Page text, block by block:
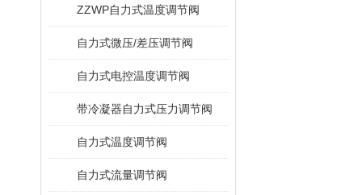
ZZWP自力式温度调节阀
自力式微压/差压调节阀
自力式电控温度调节阀
带冷凝器自力式压力调节阀
自力式温度调节阀
自力式流量调节阀